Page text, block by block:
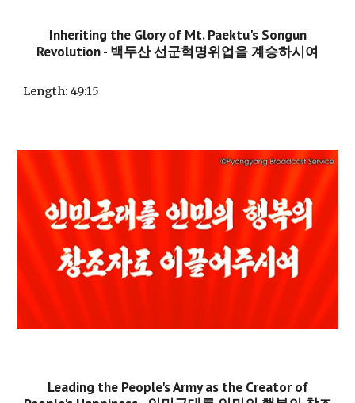
Inheriting the Glory of Mt. Paektu's Songun
Revolution - 백두산 선군혁명위업을 계승하시여
Length: 49:15
Leading the People's Army as the Creator of